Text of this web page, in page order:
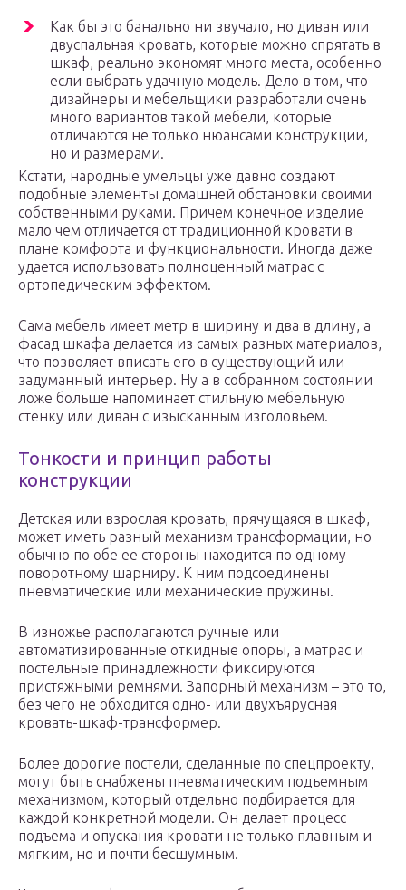
Как бы это банально ни звучало, но диван или
двуспальная кровать, которые можно спрятать в
шкаф, реально экономят много места, особенно
если выбрать удачную модель. Дело в том, что
дизайнеры и мебельщики разработали очень
много вариантов такой мебели, которые
отличаются не только нюансами конструкции,
но и размерами.
Кстати, народные умельцы уже давно создают
подобные элементы домашней обстановки своими
собственными руками. Причем конечное изделие
мало чем отличается от традиционной кровати в
плане комфорта и функциональности. Иногда даже
удается использовать полноценный матрас с
ортопедическим эффектом.
Сама мебель имеет метр в ширину и два в длину, а
фасад шкафа делается из самых разных материалов,
что позволяет вписать его в существующий или
задуманный интерьер. Ну а в собранном состоянии
ложе больше напоминает стильную мебельную
стенку или диван с изысканным изголовьем.
Тонкости и принцип работы
конструкции
Детская или взрослая кровать, прячущаяся в шкаф,
может иметь разный механизм трансформации, но
обычно по обе ее стороны находится по одному
поворотному шарниру. К ним подсоединены
пневматические или механические пружины.
В изножье располагаются ручные или
автоматизированные откидные опоры, а матрас и
постельные принадлежности фиксируются
пристяжными ремнями. Запорный механизм – это то,
без чего не обходится одно- или двухъярусная
кровать-шкаф-трансформер.
Более дорогие постели, сделанные по спецпроекту,
могут быть снабжены пневматическим подъемным
механизмом, который отдельно подбирается для
каждой конкретной модели. Он делает процесс
подъема и опускания кровати не только плавным и
мягким, но и почти бесшумным.